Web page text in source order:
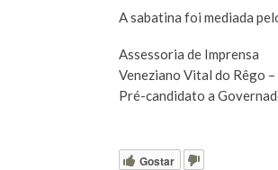
A sabatina foi mediada
Assessoria de Imprensa
Veneziano Vital do Rêgo
Pré-candidato a
Gostar